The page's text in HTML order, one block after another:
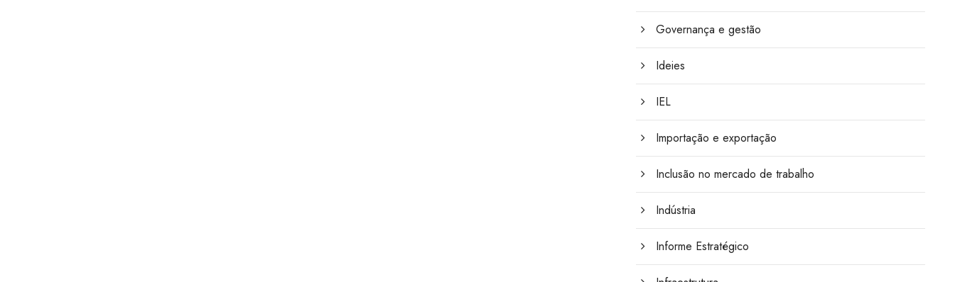
Governança e gestão
Ideies
IEL
Importação e exportação
Inclusão no mercado de trabalho
Indústria
Informe Estratégico